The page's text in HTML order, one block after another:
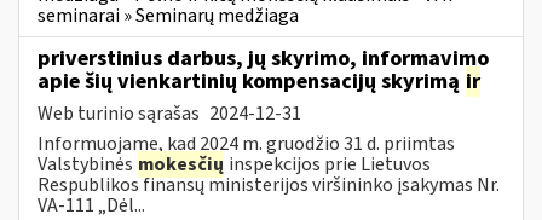
seminarai » Seminarų medžiaga
priverstinius darbus, jų skyrimo, informavimo
apie šių vienkartinių kompensacijų skyrimą ir
Web turinio sąrašas 2024-12-31
Informuojame, kad 2024 m. gruodžio 31 d. priimtas
Valstybinės mokesčių inspekcijos prie Lietuvos
Respublikos finansų ministerijos viršininko įsakymas Nr.
VA-111 „Dėl...